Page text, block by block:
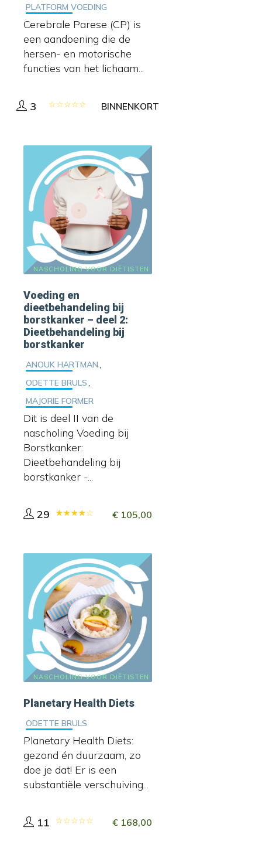
PLATFORM VOEDING
Cerebrale Parese (CP) is
een aandoening die de
hersen- en motorische
functies van het lichaam...
3 BINNENKORT
NASCHOLING VOOR DIËTISTEN
Voeding en
dieetbehandeling bij
borstkanker – deel 2:
Dieetbehandeling bij
borstkanker
ANOUK HARTMAN
ODETTE BRULS
MAJORIE FORMER
Dit is deel II van de
nascholing Voeding bij
Borstkanker:
Dieetbehandeling bij
borstkanker -...
29 € 105,00
NASCHOLING VOOR DIËTISTEN
Planetary Health Diets
ODETTE BRULS
Planetary Health Diets:
gezond én duurzaam, zo
doe je dat! Er is een
substantiële verschuiving...
11 € 168,00